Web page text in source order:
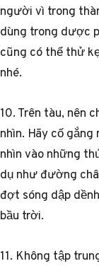
người vì trong
dùng trong dược
cũng có thể thử
nhé.
10. Trên tàu, nên
nhìn. Hãy cố
nhìn vào những
dụ như đường
đợt sóng dập
bầu trời.
11. Không tập